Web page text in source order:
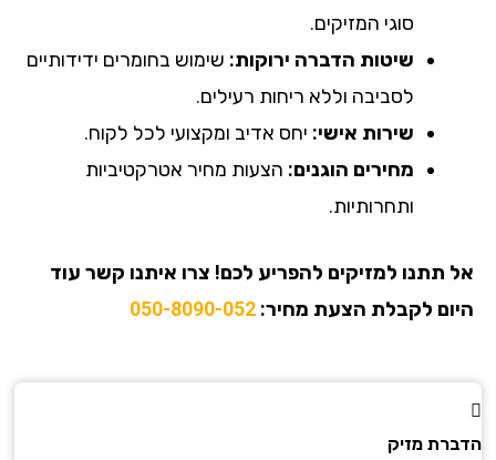
סוגי המזיקים.
שיטות הדברה ירוקות: שימוש בחומרים ידידותיים
לסביבה וללא ריחות רעילים.
שירות אישי: יחס אדיב ומקצועי לכל לקוח.
מחירים הוגנים: הצעות מחיר אטרקטיביות
ותחרותיות.
אל תתנו למזיקים להפריע לכם! צרו איתנו קשר עוד
היום לקבלת הצעת מחיר: 050-8090-052
הדברת מזיק